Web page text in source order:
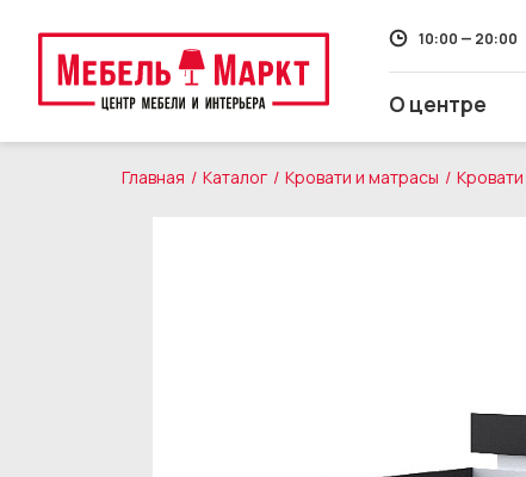
О центре
10:00 — 20:00
Главная Каталог Кровати и матрасы Кровати